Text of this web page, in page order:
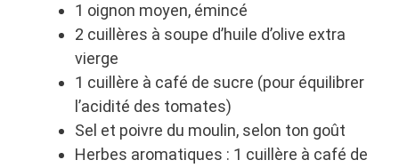
1 oignon moyen, émincé
2 cuillères à soupe d’huile d’olive extra
vierge
1 cuillère à café de sucre (pour équilibrer
l’acidité des tomates)
Sel et poivre du moulin, selon ton goût
Herbes aromatiques : 1 cuillère à café de